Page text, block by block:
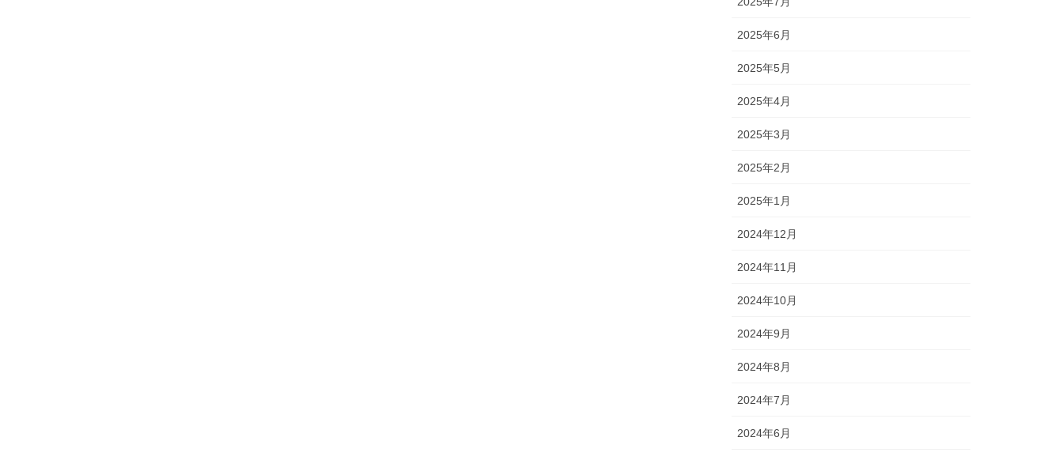
2025年6月
2025年5月
2025年4月
2025年3月
2025年2月
2025年1月
2024年12月
2024年11月
2024年10月
2024年9月
2024年8月
2024年7月
2024年6月